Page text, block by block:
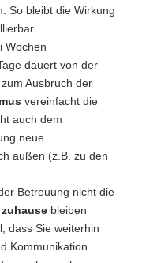
So bleibt die Wirkung
Wochen
dauert von der
Ausbruch der
vereinfacht die
auch dem
neue
außen (z.B. zu den
Betreuung nicht die
zuhausebleiben
dass Sie weiterhin
Kommunikation